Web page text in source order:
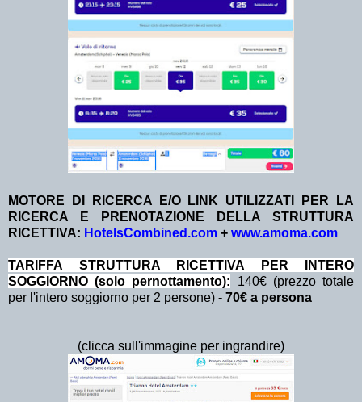
MOTORE DI RICERCA E/O LINK UTILIZZATI PER LA
RICERCA E PRENOTAZIONE DELLA STRUTTURA
RICETTIVA: HotelsCombined.com + www.amoma.com
TA RIFFA STRUTTURA RICETTIVA PER INTERO
SOGGIORNO (solo pernottamento): 140€ (prezzo totale
per l'intero soggiorno per 2 persone) - 70€ a persona
(clicca sull'immagine per ingrandire)